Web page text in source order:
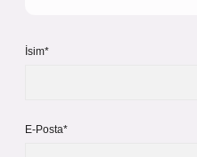
İsim*
E-Posta*